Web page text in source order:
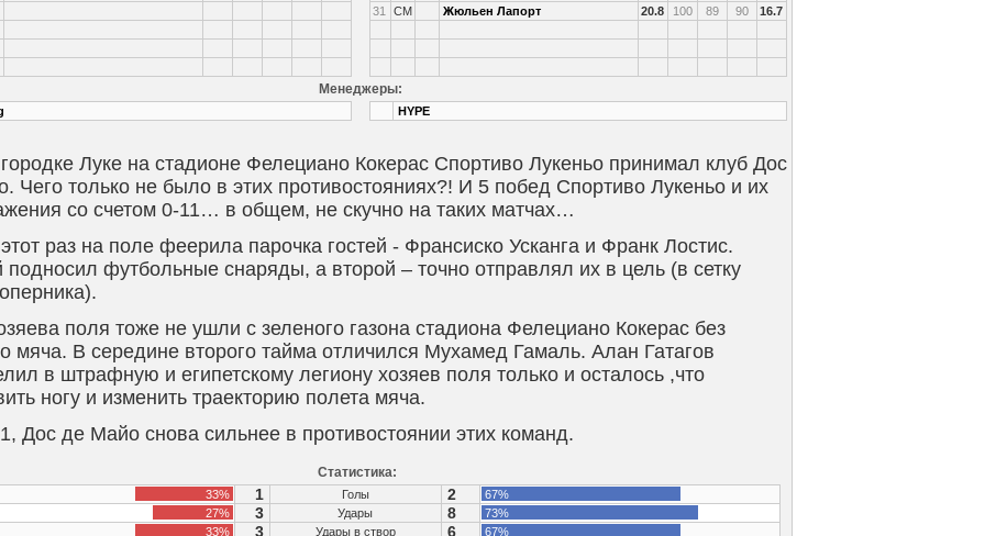
31
CM Жюльен Лапорт 20.8 100 89 90 16.7
Менеджеры:
HYPE
Луке на стадионе Фелециано Кокерас Спортиво Лукеньо принимал клуб Дос
Чего только не было в этих противостояниях?! И 5 побед Спортиво Лукеньо и их
со счетом 0-11… в общем, не скучно на таких матчах…
раз на поле феерила парочка гостей - Франсиско Усканга и Франк Лостис.
футбольные снаряды, а второй – точно отправлял их в цель (в сетку
поля тоже не ушли с зеленого газона стадиона Фелециано Кокерас без
мяча. В середине второго тайма отличился Мухамед Гамаль. Алан Гатагов
в штрафную и египетскому легиону хозяев поля только и осталось ,что
ногу и изменить траекторию полета мяча.
Дос де Майо снова сильнее в противостоянии этих команд.
Статистика:
33% 1 Голы 2
67%
27%
3 Удары 8
73%
33%
3 Удары в створ 6 67%